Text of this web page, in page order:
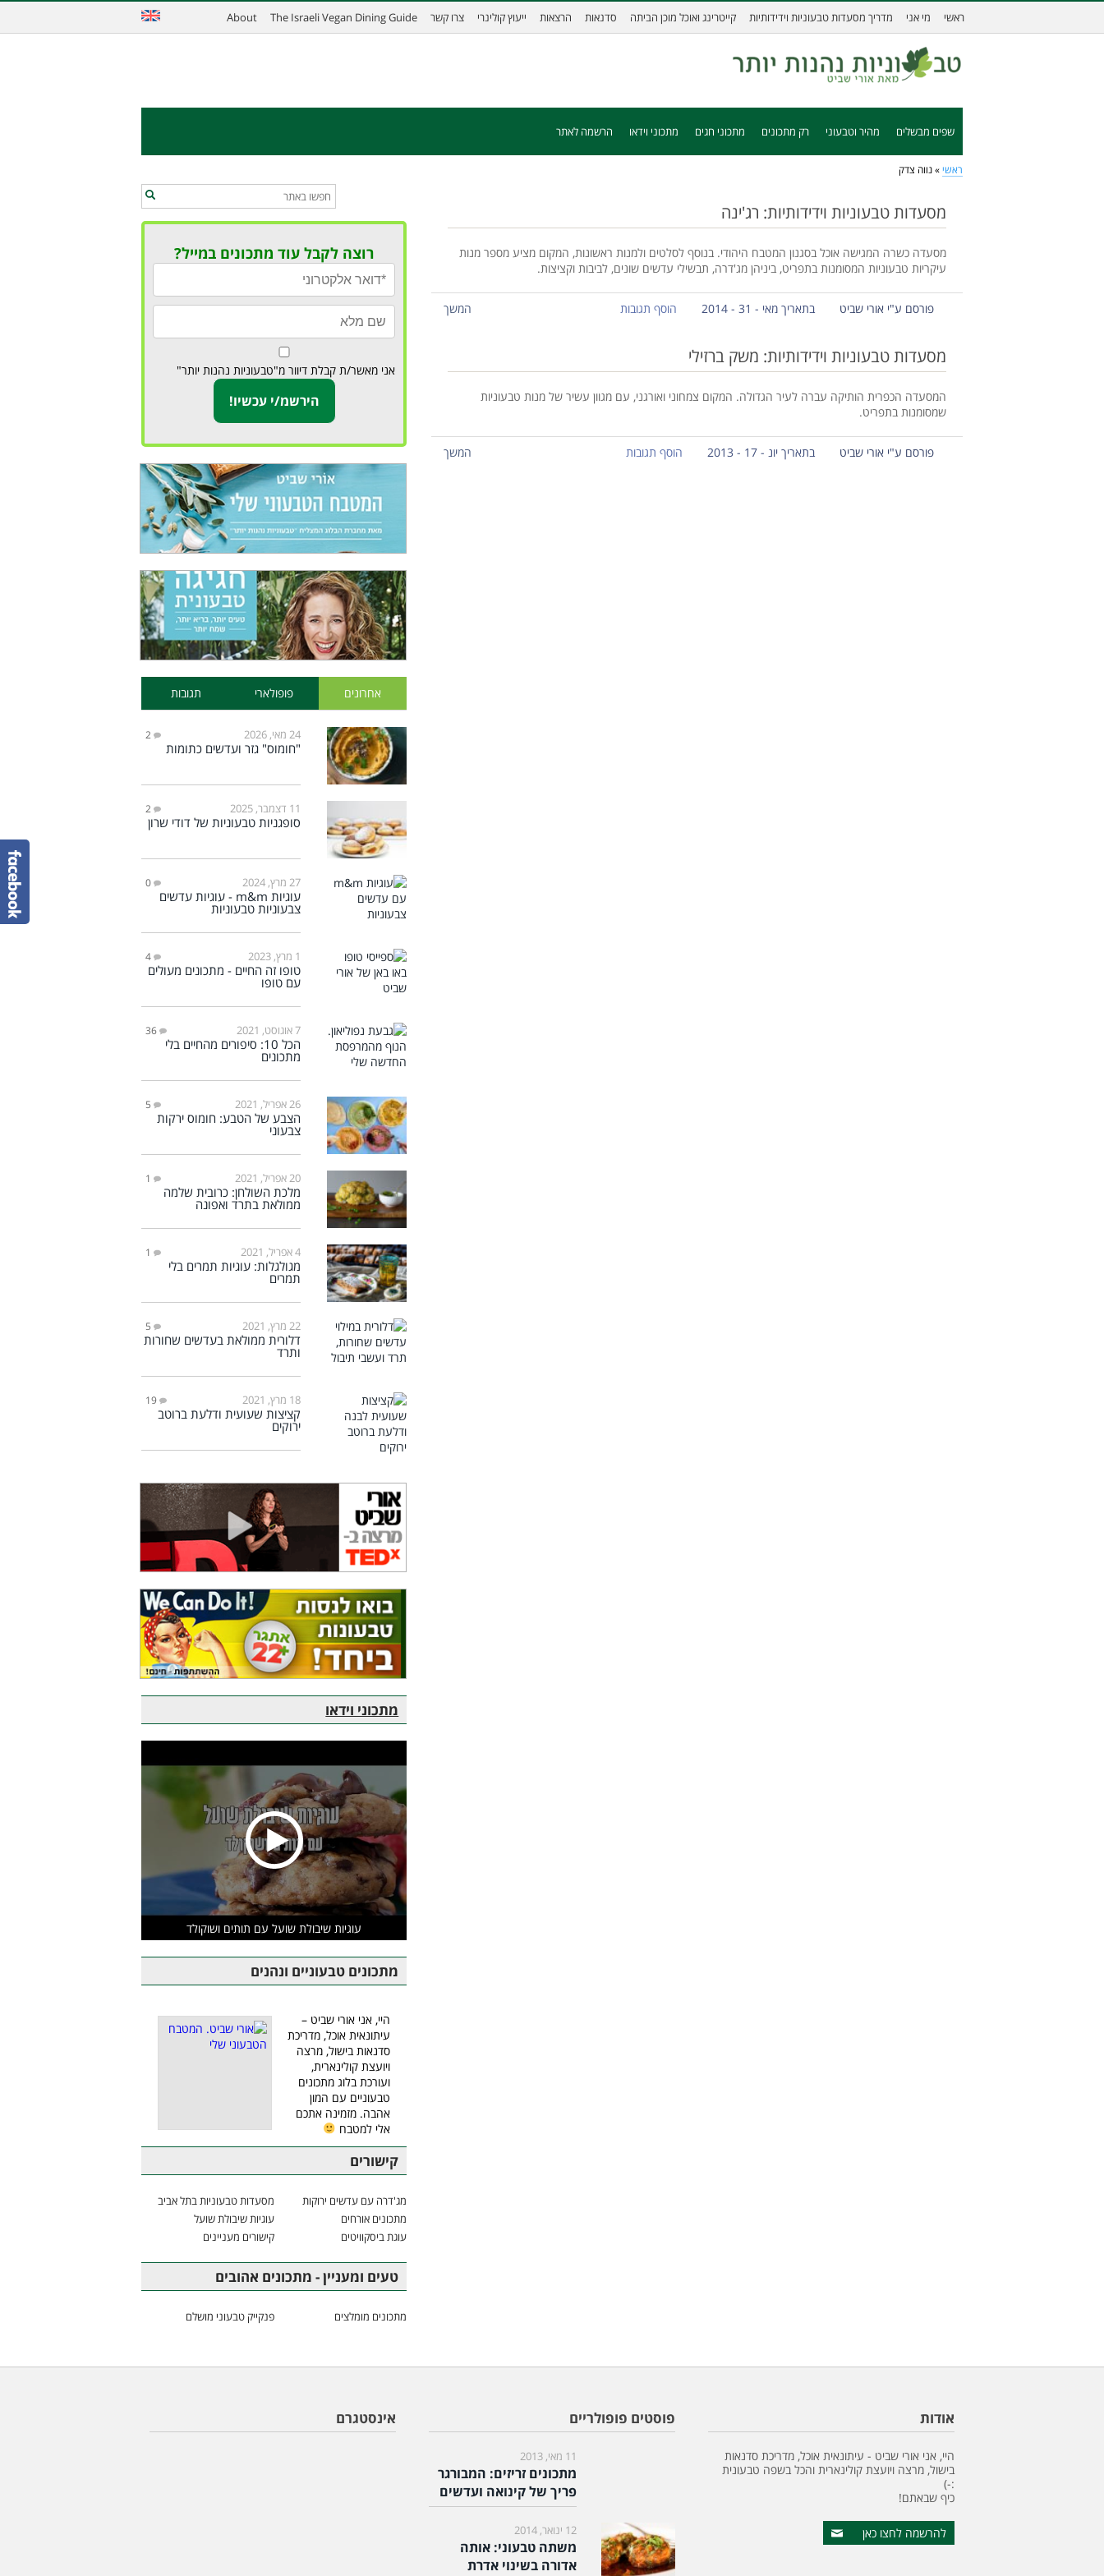
ראשי מי אני מדריך מסעדות טבעוניות וידידותיות קייטרינג ואוכל מוכן הביתה סדנאות הרצאות ייעוץ קולינרי צרו קשר The Israeli Vegan Dining Guide
About
שפים מבשלים מהיר וטבעוני רק מתכונים מתכוני חגים מתכוני וידאו הרשמה לאתר
ראשי » נווה צדק
מסעדות טבעוניות וידידותיות: רג'ינה
מסעדה כשרה המגישה אוכל בסגנון המטבח היהודי. בנוסף לסלטים ולמנות ראשונות, המקום מציע מספר מנות
עיקריות טבעוניות המסומנות בתפריט, ביניהן מג'דרה, תבשילי עדשים שונים, לביבות וקציצות.
פורסם ע"י אורי שביט בתאריך מאי - 31 - 2014 הוסף תגובות המשך
מסעדות טבעוניות וידידותיות: משק ברזילי
המסעדה הכפרית הותיקה עברה לעיר הגדולה. המקום צמחוני ואורגני, עם מגוון עשיר של מנות טבעוניות
שמסומנות בתפריט.
פורסם ע"י אורי שביט בתאריך יונ - 17 - 2013 הוסף תגובות המשך
רוצה לקבל עוד מתכונים במייל?
אני מאשר/ת קבלת דיוור מ"טבעוניות נהנות יותר"
אחרונים פופולארי תגובות
24 מאי, 2026 2
"חומוס" גזר ועדשים כתומות
11 דצמבר, 2025 2
סופגניות טבעוניות של דודי שרון
27 מרץ, 2024 0
עוגיות m&m - עוגיות עדשים
צבעוניות טבעוניות
1 מרץ, 2023 4
טופו זה החיים - מתכונים מעולים
עם טופו
7 אוגוסט, 2021 36
הכל 10: סיפורים מהחיים בלי
מתכונים
26 אפריל, 2021 5
הצבע של הטבע: חומוס ירקות
צבעוני
20 אפריל, 2021 1
מלכת השולחן: כרובית שלמה
ממולאת בתרד ואפונה
4 אפריל, 2021 1
מגולגלות: עוגיות תמרים בלי
תמרים
22 מרץ, 2021 5
דלורית ממולאת בעדשים שחורות
ותרד
18 מרץ, 2021 19
קציצות שעועית ודלעת ברוטב
ירוקים
מתכוני וידאו
עוגיות שיבולת שועל עם תותים ושוקולד
מתכונים טבעוניים ונהנים
היי, אני אורי שביט –
עיתונאית אוכל, מדריכת
סדנאות בישול, מרצה
ויועצת קולינארית,
ועורכת בלוג מתכונים
טבעוניים עם המון
אהבה. מזמינה אתכם
אלי למטבח
קישורים
מג'דרה עם עדשים ירוקות
מסעדות טבעוניות בתל אביב
מתכונים אורחים
עוגיות שיבולת שועל
עוגת ביסקוויטים
קישורים מעניינים
טעים ומעניין - מתכונים אהובים
מתכונים מומלצים פנקייק טבעוני מושלם
אודות
היי, אני אורי שביט - עיתונאית אוכל, מדריכת סדנאות
בישול, מרצה ויועצת קולינארית והכל בשפה טבעונית
:-)
כיף שבאתם!
להרשמה לחצו כאן
פוסטים פופולריים
11 מאי, 2013
מתכונים זריזים: המבורגר
פריך של קינואה ועדשים
12 ינואר, 2014
משתה טבעוני: אותה
אדורה בשינוי אדרת
אינסטגרם